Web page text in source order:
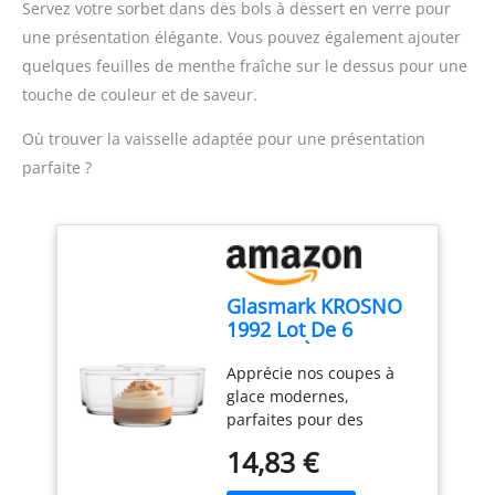
garantie 2 ans avec SAV
en France pour une
utilisation durable en
textures onctueuses,
avec les lames ProBlend
Plus et le bocal nervuré
pour une circulation
CAPACITÉ : Avec 2L, dont
smoothies sains et
délicieux pour toute la
famille en une seule fois
PRATIQUE ET FACILE À
NETTOYER : Utilisation
pratique et un nettoyage
facile grâce aux 3
vitesses avec fonction
Pulse, lames détachables
optimal, et pièces
Servez votre sorbet dans des bols à dessert en verre pour
une présentation élégante. Vous pouvez également ajouter
quelques feuilles de menthe fraîche sur le dessus pour une
touche de couleur et de saveur.
Où trouver la vaisselle adaptée pour une présentation
parfaite ?
Glasmark KROSNO
1992 Lot De 6
Verre Transparent
Coupes À Dessert
Lavables Au Lave-
Vaisselle 170 ml
Apprécie nos coupes à
glace modernes,
parfaites pour des
créatifs, du tiramisu aux
verrines fruitées. Ces
14,83 €